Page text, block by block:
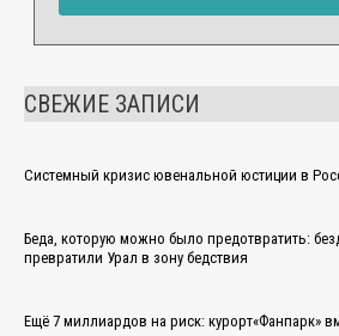
СВЕЖИЕ ЗАПИСИ
Системный кризис ювенальной юстиции в
Беда, которую можно было предотвратить:
превратили Урал в зону бедствия
Ещё 7 миллиардов на риск: курорт«Фанпарк»